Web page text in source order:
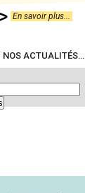
En savoir plus...
NOS ACTUALITÉS…